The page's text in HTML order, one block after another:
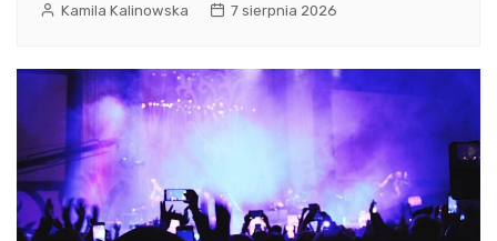
Kamila Kalinowska 7 sierpnia 2026